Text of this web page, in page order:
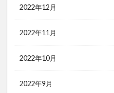
2022年12月
2022年11月
2022年10月
2022年9月